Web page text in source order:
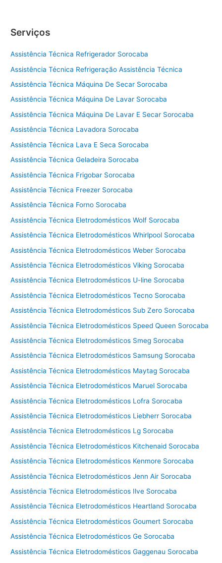
t
n
c
a
t
n
a
V
i
n
C
o
t
a
Serviços
Assistência Técnica Refrigerador Sorocaba
Assistência Técnica Refrigeração Assistência Técnica
Assistência Técnica Máquina De Secar Sorocaba
Assistência Técnica Máquina De Lavar Sorocaba
Assistência Técnica Máquina De Lavar E Secar Sorocaba
Assistência Técnica Lavadora Sorocaba
Assistência Técnica Lava E Seca Sorocaba
Assistência Técnica Geladeira Sorocaba
Assistência Técnica Frigobar Sorocaba
Assistência Técnica Freezer Sorocaba
Assistência Técnica Forno Sorocaba
Assistência Técnica Eletrodomésticos Wolf Sorocaba
Assistência Técnica Eletrodomésticos Whirlpool Sorocaba
Assistência Técnica Eletrodomésticos Weber Sorocaba
Assistência Técnica Eletrodomésticos Viking Sorocaba
Assistência Técnica Eletrodomésticos U-line Sorocaba
Assistência Técnica Eletrodomésticos Tecno Sorocaba
Assistência Técnica Eletrodomésticos Sub Zero Sorocaba
Assistência Técnica Eletrodomésticos Speed Queen Sorocaba
Assistência Técnica Eletrodomésticos Smeg Sorocaba
Assistência Técnica Eletrodomésticos Samsung Sorocaba
Assistência Técnica Eletrodomésticos Maytag Sorocaba
Assistência Técnica Eletrodomésticos Maruel Sorocaba
Assistência Técnica Eletrodomésticos Lofra Sorocaba
Assistência Técnica Eletrodomésticos Liebherr Sorocaba
Assistência Técnica Eletrodomésticos Lg Sorocaba
Assistência Técnica Eletrodomésticos Kitchenaid Sorocaba
Assistência Técnica Eletrodomésticos Kenmore Sorocaba
Assistência Técnica Eletrodomésticos Jenn Air Sorocaba
Assistência Técnica Eletrodomésticos Ilve Sorocaba
Assistência Técnica Eletrodomésticos Heartland Sorocaba
Assistência Técnica Eletrodomésticos Goumert Sorocaba
Assistência Técnica Eletrodomésticos Ge Sorocaba
Assistência Técnica Eletrodomésticos Gaggenau Sorocaba